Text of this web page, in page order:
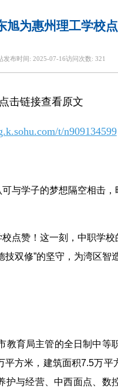
旭为惠州理工学校
发布时间: 2025-07-16访问次数: 321
点击链接查看原文
t/n909134599
与学子的梦想隔空相击
点赞！这一刻，中职学
双修”的坚守，为湾区智
教育局主管的全日制中等
方米，建筑面积7.5万
与经营、中西面点、数